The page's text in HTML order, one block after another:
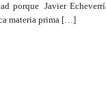
porque Javier
materia prima […]